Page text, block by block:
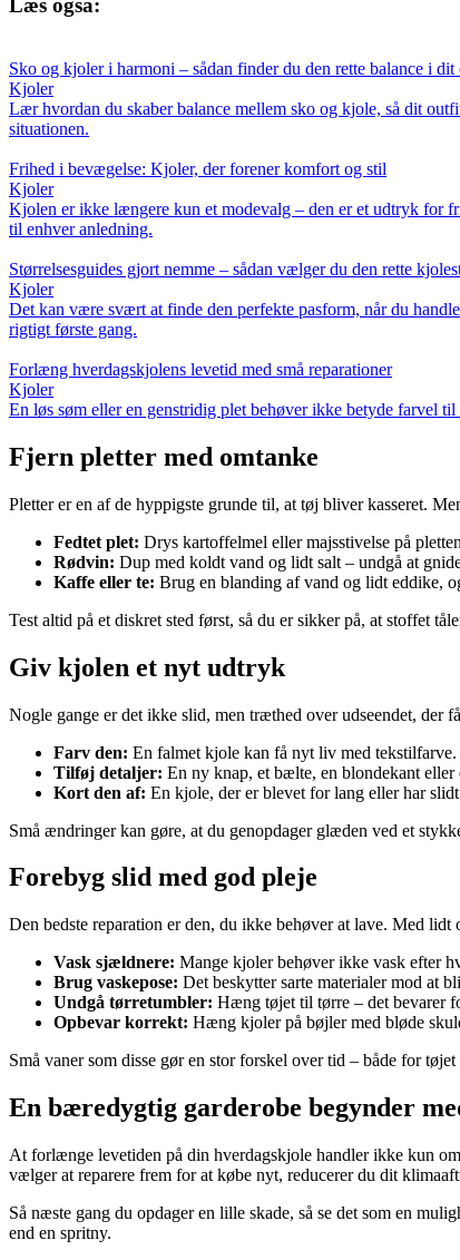
Læs også:
Sko og kjoler i harmoni – sådan finder du den rette balance i
Kjoler
Lær hvordan du skaber balance mellem sko og kjole, så dit
situationen.
Frihed i bevægelse: Kjoler, der forener komfort og stil
Kjoler
Kjolen er ikke længere kun et modevalg – den er et udtryk for
til enhver anledning.
Størrelsesguides gjort nemme – sådan vælger du den rette
Kjoler
Det kan være svært at finde den perfekte pasform, når du
rigtigt første gang.
Forlæng hverdagskjolens levetid med små reparationer
Kjoler
En løs søm eller en genstridig plet behøver ikke betyde farvel
Fjern pletter med omtanke
Pletter er en af de hyppigste grunde til, at tøj bliver kasseret.
Fedtet plet: Drys kartoffelmel eller majsstivelse på
Rødvin: Dup med koldt vand og lidt salt – undgå at
Kaffe eller te: Brug en blanding af vand og lidt eddike,
Test altid på et diskret sted først, så du er sikker på, at stoffet
Giv kjolen et nyt udtryk
Nogle gange er det ikke slid, men træthed over udseendet,
Farv den: En falmet kjole kan få nyt liv med
Tilføj detaljer: En ny knap, et bælte, en blondekant
Kort den af: En kjole, der er blevet for lang eller har
Små ændringer kan gøre, at du genopdager glæden ved et
Forebyg slid med god pleje
Den bedste reparation er den, du ikke behøver at lave. Med
Vask sjældnere: Mange kjoler behøver ikke vask efter
Brug vaskepose: Det beskytter sarte materialer mod at
Undgå tørretumbler: Hæng tøjet til tørre – det bevarer
Opbevar korrekt: Hæng kjoler på bøjler med bløde
Små vaner som disse gør en stor forskel over tid – både for
En bæredygtig garderobe begynder
At forlænge levetiden på din hverdagskjole handler ikke kun
vælger at reparere frem for at købe nyt, reducerer du dit
Så næste gang du opdager en lille skade, så se det som en
end en spritny.